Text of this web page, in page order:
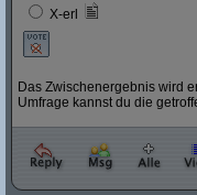
X-erl
Das Zwischenergebnis wird
Umfrage kannst du die